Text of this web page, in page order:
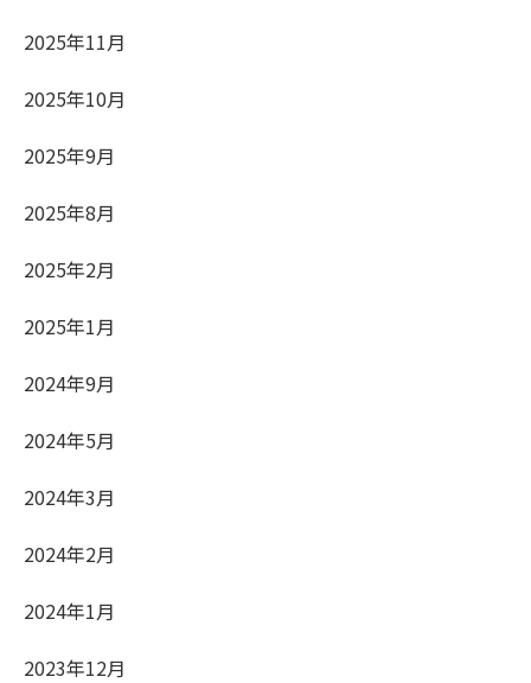
2025年11月
2025年10月
2025年9月
2025年8月
2025年2月
2025年1月
2024年9月
2024年5月
2024年3月
2024年2月
2024年1月
2023年12月